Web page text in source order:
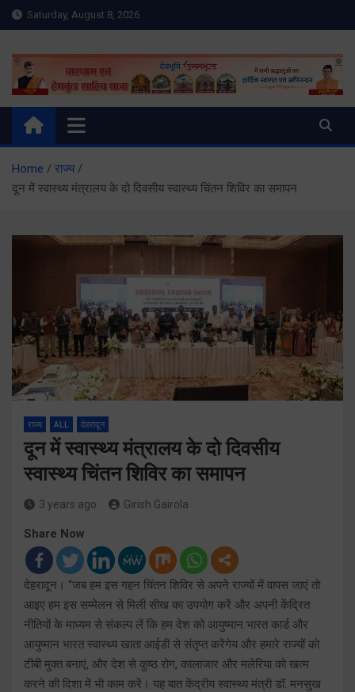
Skip
to
Saturday, August 8, 2026
Meru Raibar | Uttarakhand
News | Uttarkashi News
meruraibar.com
Home
राज्य
दून में स्वास्थ्य मंत्रालय के दो दिवसीय स्वास्थ्य चिंतन शिविर का समापन
राज्य ALL देहरादून
दून में स्वास्थ्य मंत्रालय के दो दिवसीय
स्वास्थ्य चिंतन शिविर का समापन
3 years ago Girish Gairola
Share Now
देहरादून। “जब हम इस गहन चिंतन शिविर से अपने राज्यों में वापस जाएं तो
आइए हम इस सम्मेलन से मिली सीख का उपयोग करें और अपनी केंद्रित
नीतियों के माध्यम से संकल्प लें कि हम देश को आयुष्मान भारत कार्ड और
आयुष्मान भारत स्वास्थ्य खाता आईडी से संतृप्त करेंगेय और हमारे राज्यों को
टीबी मुक्त बनाएं, और देश से कुष्ठ रोग, कालाजार और मलेरिया को खत्म
करने की दिशा में भी काम करें। यह बात केंद्रीय स्वास्थ्य मंत्री डॉ. मनसुख